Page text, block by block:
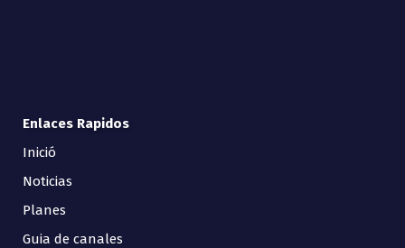
Enlaces Rapidos
Inició
Noticias
Planes
Guia de canales